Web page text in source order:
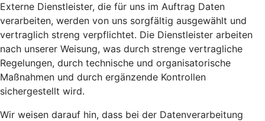
Externe Dienstleister, die für uns im Auftrag Daten
verarbeiten, werden von uns sorgfältig ausgewählt und
vertraglich streng verpflichtet. Die Dienstleister arbeiten
nach unserer Weisung, was durch strenge vertragliche
Regelungen, durch technische und organisatorische
Maßnahmen und durch ergänzende Kontrollen
sichergestellt wird.
Wir weisen darauf hin, dass bei der Datenverarbeitung